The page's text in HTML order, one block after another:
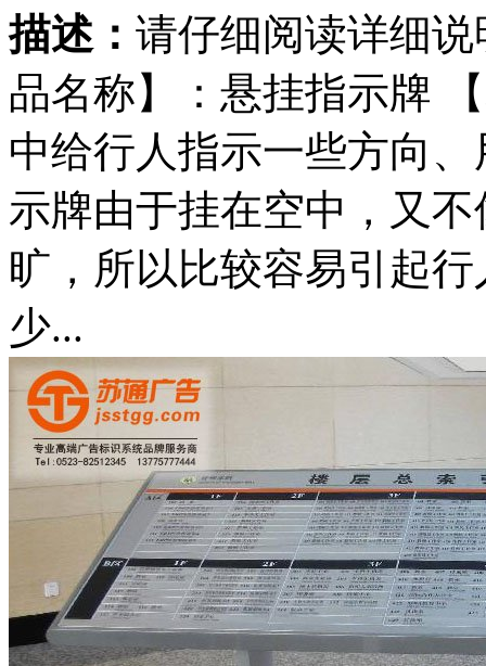
描述： 请仔细阅读详细
品名称】：悬挂指示牌
中给行人指示一些方向
示牌由于挂在空中，又
旷，所以比较容易引起
少...